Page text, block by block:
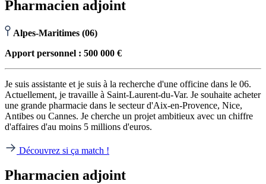
Pharmacien adjoint
Alpes-Maritimes (06)
Apport personnel : 500 000 €
Je suis assistante et je suis à la recherche d'une officine dans le 06.
Actuellement, je travaille à Saint-Laurent-du-Var. Je souhaite acheter
une grande pharmacie dans le secteur d'Aix-en-Provence, Nice,
Antibes ou Cannes. Je cherche un projet ambitieux avec un chiffre
d'affaires d'au moins 5 millions d'euros.
Découvrez si ça match !
Pharmacien adjoint